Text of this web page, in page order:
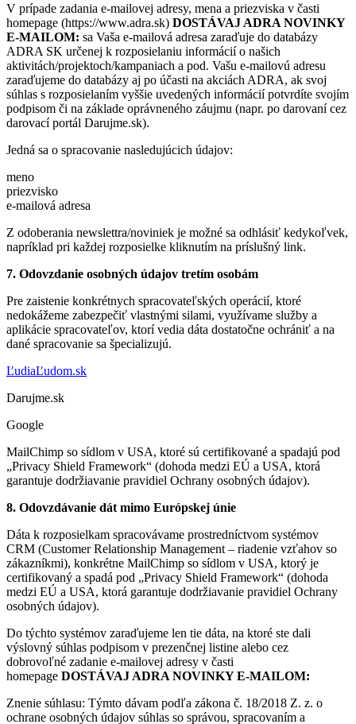
V prípade zadania e-mailovej adresy, mena a priezviska v časti
homepage (https://www.adra.sk) DOSTÁVAJ ADRA NOVINKY
E-MAILOM: sa Vaša e-mailová adresa zaraďuje do databázy
ADRA SK určenej k rozposielaniu informácií o našich
aktivitách/projektoch/kampaniach a pod. Vašu e-mailovú adresu
zaraďujeme do databázy aj po účasti na akciách ADRA, ak svoj
súhlas s rozposielaním vyššie uvedených informácií potvrdíte svojím
podpisom či na základe oprávneného záujmu (napr. po darovaní cez
darovací portál Darujme.sk).
Jedná sa o spracovanie nasledujúcich údajov:
meno
priezvisko
e-mailová adresa
Z odoberania newslettra/noviniek je možné sa odhlásiť kedykoľvek,
napríklad pri každej rozposielke kliknutím na príslušný link.
7. Odovzdanie osobných údajov tretím osobám
Pre zaistenie konkrétnych spracovateľských operácií, ktoré
nedokážeme zabezpečiť vlastnými silami, využívame služby a
aplikácie spracovateľov, ktorí vedia dáta dostatočne ochrániť a na
dané spracovanie sa špecializujú.
ĽudiaĽudom.sk
Darujme.sk
Google
MailChimp so sídlom v USA, ktoré sú certifikované a spadajú pod
„Privacy Shield Framework“ (dohoda medzi EÚ a USA, ktorá
garantuje dodržiavanie pravidiel Ochrany osobných údajov).
8. Odovzdávanie dát mimo Európskej únie
Dáta k rozposielkam spracovávame prostredníctvom systémov
CRM (Customer Relationship Management – riadenie vzťahov so
zákazníkmi), konkrétne MailChimp so sídlom v USA, ktorý je
certifikovaný a spadá pod „Privacy Shield Framework“ (dohoda
medzi EÚ a USA, ktorá garantuje dodržiavanie pravidiel Ochrany
osobných údajov).
Do týchto systémov zaraďujeme len tie dáta, na ktoré ste dali
výslovný súhlas podpisom v prezenčnej listine alebo cez
dobrovoľné zadanie e-mailovej adresy v časti
homepage DOSTÁVAJ ADRA NOVINKY E-MAILOM:
Znenie súhlasu: Týmto dávam podľa zákona č. 18/2018 Z. z. o
ochrane osobných údajov súhlas so správou, spracovaním a